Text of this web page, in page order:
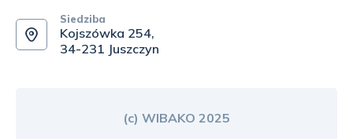
Siedziba
Kojszówka 254,
34-231 Juszczyn
(c) WIBAKO 2025